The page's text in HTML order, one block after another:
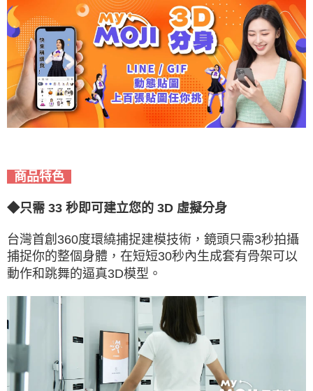
商品特色
◆只需 33 秒即可建立您的 3D 虛擬分身
台灣首創360度環繞捕捉建模技術，鏡頭只需3秒拍攝
捕捉你的整個身體，在短短30秒內生成套有骨架可以
動作和跳舞的逼真3D模型。